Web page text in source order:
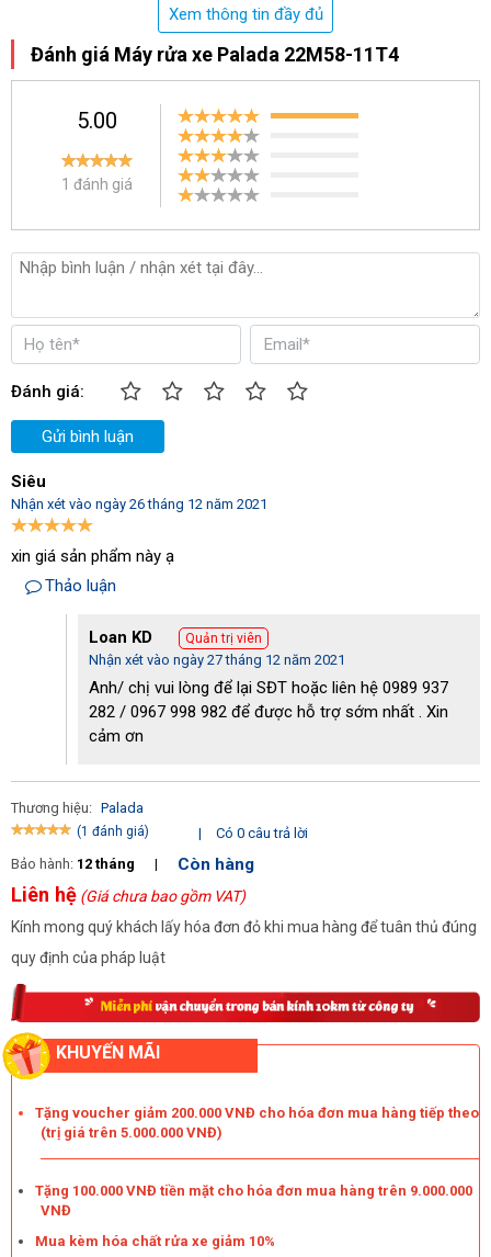
đó với kinh nghiệm nhiều năm trong nghề, hãng đã không ngừng
nâng cấp, cải tiến sản phẩm của mình sao cho phù hợp nhất với
nhu cầu sử dụng của khách hàng. Chính vì vậy mà model máy rửa
xe Palada 22M58-11T4 luôn nhận được niềm tin rất lớn từ người
tiêu dùng ngay khi ra mắt.
Chất lượng
xuất tiên tiến đến từ châu Âu. Trong quá trình sản xuất luôn được
kiểm định một cách nghiêm ngặt từ khâu chọn vật liệu cho đến
thành phẩm bởi các chuyên gia giàu kinh nghiệm trong nghề. Vì
Bên cạnh đó thì Palada 22M58-11T4 còn được cấu thành từ
những nguyên vật liệu cao cấp, có độ bền cao, không chịu tác
động của môi trường xung quanh. Người dùng tiết kiệm được
một khoản không nhỏ chi phí sửa chữa cũng như bảo dưỡng máy
trong tương lai.
Hiệu suất làm việc
Với công suất 11KW, áp lực làm việc lên đến 400 bar cho khả
năng xịt rửa mạnh mẽ. Các vết bẩn cứng đấu đều được loại bỏ
Model Palada 22M58-11T4 có thể làm việc trong khoảng thời
trình vệ sinh được diễn ra một cách liên tục, phục vụ hữu ích cho
các công việc như: rửa xe, vệ sinh nhà cửa, sân vườn, chuồng
Xem thông tin đầy đủ
Đánh giá Máy rửa xe Palada 22M58-11T4
5.00
1 đánh giá
Đánh giá:
Gửi bình luận
Siêu
Nhận xét vào ngày 26 tháng 12 năm 2021
xin giá sản phẩm này ạ
Thảo luận
Loan KD Quản trị viên
Nhận xét vào ngày 27 tháng 12 năm 2021
Anh/ chị vui lòng để lại SĐT hoặc liên hệ 0989 937
282 / 0967 998 982 để được hỗ trợ sớm nhất . Xin
cảm ơn
Thương hiệu: Palada
(1 đánh giá) |
Có 0 câu trả lời
Bảo hành: 12 tháng | Còn hàng
Liên hệ (Giá chưa bao gồm VAT)
Kính mong quý khách lấy hóa đơn đỏ khi mua hàng để tuân thủ đúng
quy định của pháp luật
KHUYẾN MÃI
Tặng voucher giảm 200.000 VNĐ cho hóa đơn mua hàng tiếp theo
(trị giá trên 5.000.000 VNĐ)
Tặng 100.000 VNĐ tiền mặt cho hóa đơn mua hàng trên 9.000.000
VNĐ
Mua kèm hóa chất rửa xe giảm 10%